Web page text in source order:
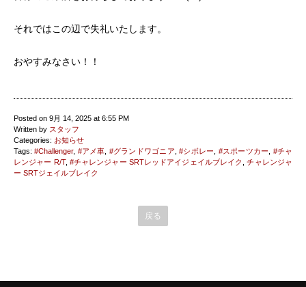
それではこの辺で失礼いたします。
おやすみなさい！！
Posted on 9月 14, 2025 at 6:55 PM
Written by スタッフ
Categories: お知らせ
Tags:#Challenger, #アメ車 #グランドワゴニア ,#シボレー #スポーツカー
#チャ
レンジャー R/T, #チャレンジャー SRTレッドアイジェイルブレイク ,チャレンジャ
ー SRTジェイルブレイク
戻る